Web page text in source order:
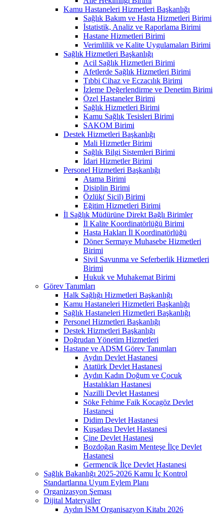
Kamu Hastaneleri Hizmetleri Başkanlığı
Sağlık Bakım ve Hasta Hizmetleri Birimi
İstatistik, Analiz ve Raporlama Birimi
Hastane Hizmetleri Birimi
Verimlilik ve Kalite Uygulamaları Birimi
Sağlık Hizmetleri Başkanlığı
Acil Sağlık Hizmetleri Birimi
Afetlerde Sağlık Hizmetleri Birimi
Tıbbi Cihaz ve Eczacılık Birimi
İzleme Değerlendirme ve Denetim Birimi
Özel Hastaneler Birimi
Sağlık Hizmetleri Birimi
Kamu Sağlık Tesisleri Birimi
SAKOM Birimi
Destek Hizmetleri Başkanlığı
Mali Hizmetler Birimi
Sağlık Bilgi Sistemleri Birimi
İdari Hizmetler Birimi
Personel Hizmetleri Başkanlığı
Atama Birimi
Disiplin Birimi
Özlük( Sicil) Birimi
Eğitim Hizmetleri Birimi
İl Sağlık Müdürüne Direkt Bağlı Birimler
İl Kalite Koordinatörlüğü Birimi
Hasta Hakları İl Koordinatörlüğü
Döner Sermaye Muhasebe Hizmetleri
Birimi
Sivil Savunma ve Seferberlik Hizmetleri
Birimi
Hukuk ve Muhakemat Birimi
Görev Tanımları
Halk Sağlığı Hizmetleri Başkanlığı
Kamu Hastaneleri Hizmetleri Başkanlığı
Sağlık Hastaneleri Hizmetleri Başkanlığı
Personel Hizmetleri Başkanlığı
Destek Hizmetleri Başkanlığı
Doğrudan Yönetim Hizmetleri
Hastane ve ADSM Görev Tanımları
Aydın Devlet Hastanesi
Atatürk Devlet Hastanesi
Aydın Kadın Doğum ve Çocuk
Hastalıkları Hastanesi
Nazilli Devlet Hastanesi
Söke Fehime Faik Kocagöz Devlet
Hastanesi
Didim Devlet Hastanesi
Kuşadası Devlet Hastanesi
Çine Devlet Hastanesi
Bozdoğan Rasim Menteşe İlçe Devlet
Hastanesi
Germencik İlçe Devlet Hastanesi
Sağlık Bakanlığı 2025-2026 Kamu İç Kontrol
Standartlarına Uyum Eylem Planı
Organizasyon Şeması
Dijital Materyaller
Aydın İSM Organisazyon Kitabı 2026